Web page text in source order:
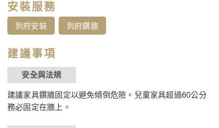
安裝服務
到府安裝 到府鑽牆
建議事項
安全與法規
建議家具鑽牆固定以避免傾倒危險。兒童家具超過60公分
務必固定在牆上。